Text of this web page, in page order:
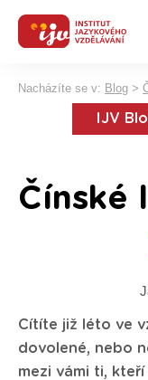
Nacházíte se v: Blog >
IJV
Čínské
Cítíte již léto ve
dovolené, nebo
mezi vámi ti,